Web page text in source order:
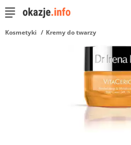
Kosmetyki Kremy do twarzy